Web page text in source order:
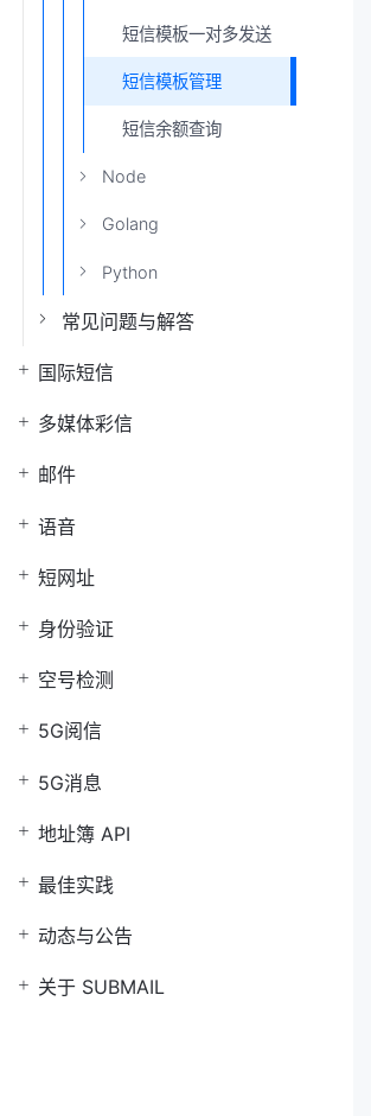
短信模板一对多发送
短信模板管理
短信余额查询
Node
Golang
Python
常见问题与解答
国际短信
多媒体彩信
邮件
语音
短网址
身份验证
空号检测
5G阅信
5G消息
地址簿 API
最佳实践
动态与公告
关于 SUBMAIL